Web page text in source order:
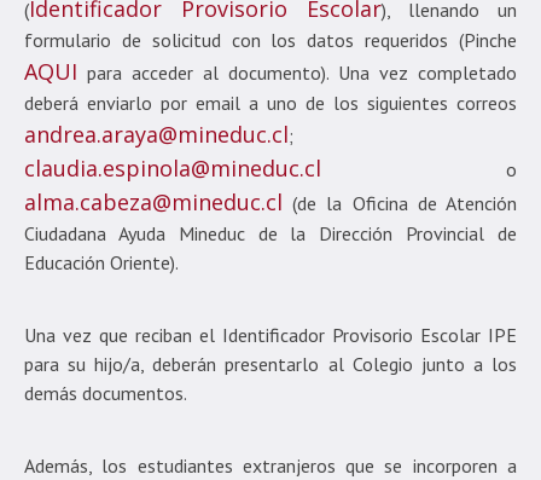
(Identificador Provisorio Escolar), llenando un
formulario de solicitud con los datos requeridos (Pinche
AQUI para acceder al documento). Una vez completado
deberá enviarlo por email a uno de los siguientes correos
andrea.araya@mineduc.cl;
claudia.espinola@mineduc.cl o
alma.cabeza@mineduc.cl (de la Oficina de Atención
Ciudadana Ayuda Mineduc de la Dirección Provincial de
Educación Oriente).
Una vez que reciban el Identificador Provisorio Escolar IPE
para su hijo/a, deberán presentarlo al Colegio junto a los
demás documentos.
Además, los estudiantes extranjeros que se incorporen a